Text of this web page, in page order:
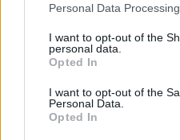
Personal Data
I want to opt-out of the
personal data.
Opted In
I want to opt-out of the
Personal Data.
Opted In
Žinios | Lietuvos diena
Keliauk su reporteriu:
norisi atrasti iš naujo
Žinios | Lietuvos diena